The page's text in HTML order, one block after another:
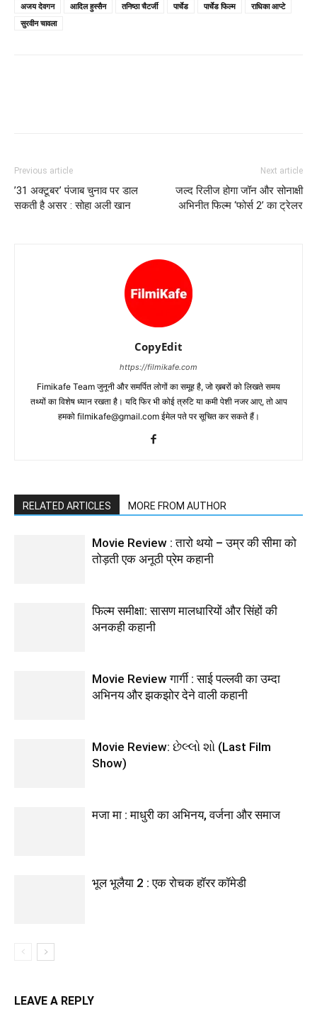
अजय देवगन
आदिल हुस्‍सैन तनिष्‍ठा चैटर्जी पार्चेड पार्चेड फिल्‍म
राधिका आप्टे
सुरवीन चावला
Previous article
’31 अक्टूबर’ पंजाब चुनाव पर डाल
सकती है असर : सोहा अली खान
Next article
जल्‍द रिलीज होगा जॉन और सोनाक्षी
अभिनीत फिल्‍म ‘फोर्स 2’ का ट्रेलर
CopyEdit
https://filmikafe.com
Fimikafe Team जुनूनी और समर्पित लोगों का समूह है, जो ख़बरों को लिखते समय
तथ्‍यों का विशेष ध्‍यान रखता है। यदि फिर भी कोई त्रुटि या कमी पेशी नजर आए, तो आप
हमको filmikafe@gmail.com ईमेल पते पर सूचित कर सकते हैं।
RELATED ARTICLES MORE FROM AUTHOR
Movie Review : तारो थयो – उम्र की सीमा को
तोड़ती एक अनूठी प्रेम कहानी
फिल्म समीक्षा: सासण मालधारियों और सिंहों की
अनकही कहानी
Movie Review गार्गी : साई पल्‍लवी का उम्‍दा
अभिनय और झकझोर देने वाली कहानी
Movie Review: છેલ્લો શો (Last Film
Show)
मजा मा : माधुरी का अभिनय, वर्जना और समाज
भूल भूलैया 2 : एक रोचक हॉरर कॉमेडी
LEAVE A REPLY